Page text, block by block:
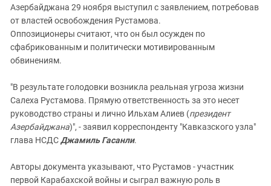
Азербайджана 29 ноября выступил с заявлением, потребовав
от властей освобождения Рустамова.
Оппозиционеры считают, что он был осужден по
сфабрикованным и политически мотивированным
обвинениям.
"В результате голодовки возникла реальная угроза жизни
Салеха Рустамова. Прямую ответственность за это несет
руководство страны и лично Ильхам Алиев (президент
Азербайджана)", - заявил корреспонденту "Кавказского узла"
глава НСДСДжамиль Гасанли.
Авторы документа указывают, что Рустамов - участник
первой Карабахской войны и сыграл важную роль в